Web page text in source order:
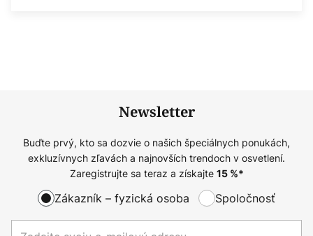
Newsletter
Buďte prvý, kto sa dozvie o našich špeciálnych ponukách,
exkluzívnych zľavách a najnovších trendoch v osvetlení.
Zaregistrujte sa teraz a získajte 15%*
Zákazník – fyzická osoba Spoločnosť